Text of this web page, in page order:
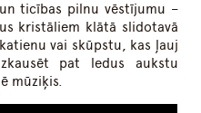
ticības pilnu vēstījumu –
kristāliem klātā slidotavā
vai skūpstu, kas ļauj
pat ledus aukstu
mūziķis.